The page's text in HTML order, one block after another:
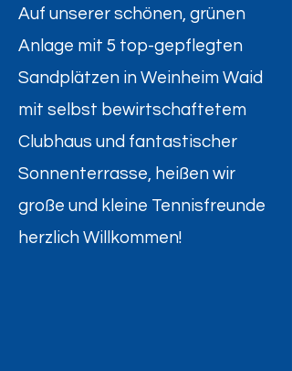
Auf unserer schönen, grünen
Anlage mit 5 top-gepflegten
Sandplätzen in Weinheim Waid
mit selbst bewirtschaftetem
Clubhaus und fantastischer
Sonnenterrasse, heißen wir
große und kleine Tennisfreunde
herzlich Willkommen!